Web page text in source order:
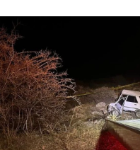
EĞİTİM
BÖLGE
KEŞFET